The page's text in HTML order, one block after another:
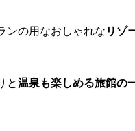
ンの用なおしゃれな リゾ
と温泉も楽しめる旅館の